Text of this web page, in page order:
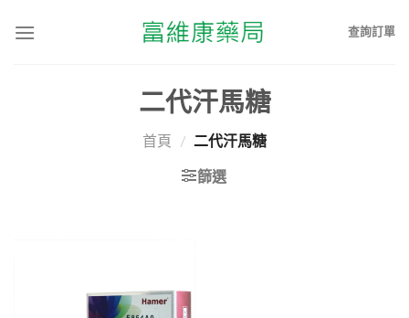
查詢訂單
二代汗馬糖
首頁 / 二代汗馬糖
篩選